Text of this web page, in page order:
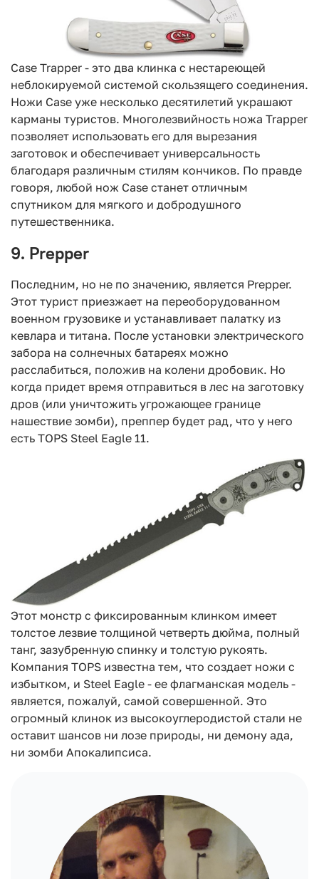
Case Trapper - это два клинка с нестареющей
неблокируемой системой скользящего соединения.
Ножи Case уже несколько десятилетий украшают
карманы туристов. Многолезвийность ножа Trapper
позволяет использовать его для вырезания
заготовок и обеспечивает универсальность
благодаря различным стилям кончиков. По правде
говоря, любой нож Case станет отличным
спутником для мягкого и добродушного
путешественника.
9. Prepper
Последним, но не по значению, является Prepper.
Этот турист приезжает на переоборудованном
военном грузовике и устанавливает палатку из
кевлара и титана. После установки электрического
забора на солнечных батареях можно
расслабиться, положив на колени дробовик. Но
когда придет время отправиться в лес на заготовку
дров (или уничтожить угрожающее границе
нашествие зомби), преппер будет рад, что у него
есть TOPS Steel Eagle 11.
Этот монстр с фиксированным клинком имеет
толстое лезвие толщиной четверть дюйма, полный
танг, зазубренную спинку и толстую рукоять.
Компания TOPS известна тем, что создает ножи с
избытком, и Steel Eagle - ее флагманская модель -
является, пожалуй, самой совершенной. Это
огромный клинок из высокоуглеродистой стали не
оставит шансов ни лозе природы, ни демону ада,
ни зомби Апокалипсиса.